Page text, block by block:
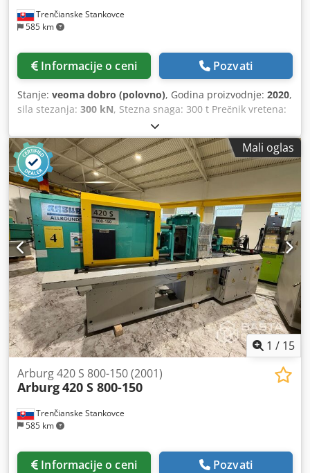
Trenčianske Stankovce
585 km
Informacije o ceni Pozvati
Stanje: veoma dobro (polovno), Godina proizvodnje: 2020,
sila stezanja: 300 kN, Stezna snaga: 300 t Prečnik vretena:
60 mm Razmak između stubova V: 720 mm Razmak između
stubova H: 720 mm Tip: Horizontalna Pogon: Hibridni
Radnih sati: 23.000 Izvlačenje jezgra 1 Pneumatska
kontrola izvlačenja jezgra euromap 67 Credpfjyfh Rmex Af
Hof 2 servo pumpe.
Mali oglas
1 / 15
Trenčianske Stankovce
585 km
Arburg 420 S 800-150 (2001)
Arburg420 S 800-150
Informacije o ceni Pozvati